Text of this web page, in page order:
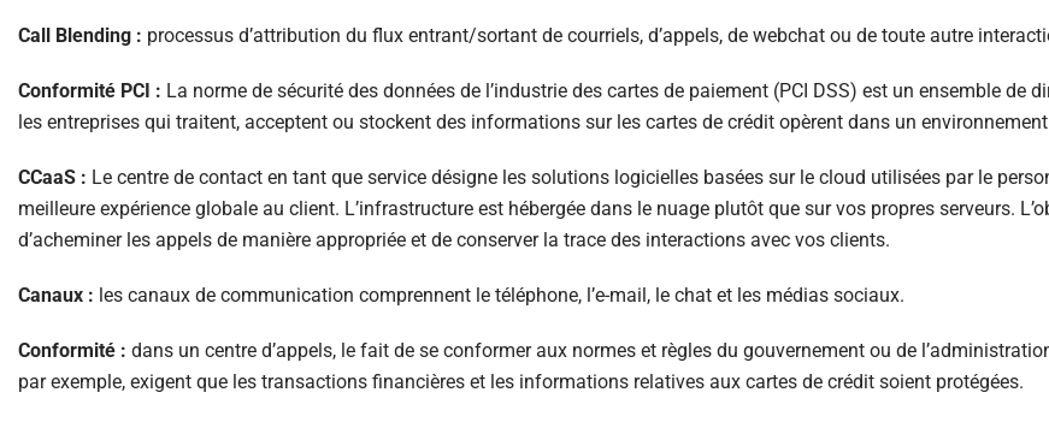
Call Blending : processus d’attribution du flux entrant/sortant de courriels, d’appels, de webchat ou de toute autre
Conformité PCI : La norme de sécurité des données de l’industrie des cartes de paiement (PCI DSS) est un ensemble de
les entreprises qui traitent, acceptent ou stockent des informations sur les cartes de crédit opèrent dans un
CCaaS : Le centre de contact en tant que service désigne les solutions logicielles basées sur le cloud utilisées par le
meilleure expérience globale au client. L’infrastructure est hébergée dans le nuage plutôt que sur vos propres serveurs.
d’acheminer les appels de manière appropriée et de conserver la trace des interactions avec vos clients.
Canaux : les canaux de communication comprennent le téléphone, l’e-mail, le chat et les médias sociaux.
Conformité : dans un centre d’appels, le fait de se conformer aux normes et règles du gouvernement ou de
par exemple, exigent que les transactions financières et les informations relatives aux cartes de crédit soient protégées.